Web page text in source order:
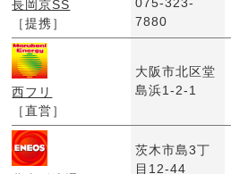
長岡京SS
［提携］
7880
西フリ
［直営］
大阪市北区堂
島浜1-2-1
茨木市島3丁
目12-44